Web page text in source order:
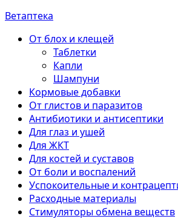
Ветаптека
От блох и клещей
Таблетки
Капли
Шампуни
Кормовые добавки
От глистов и паразитов
Антибиотики и антисептики
Для глаз и ушей
Для ЖКТ
Для костей и суставов
От боли и воспалений
Успокоительные и
Расходные материалы
Стимуляторы обмена веществ